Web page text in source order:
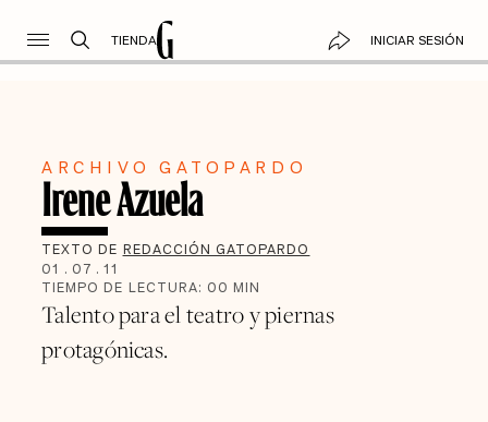
TIENDA INICIAR SESIÓN
ARCHIVO GATOPARDO
Irene Azuela
TEXTO DE REDACCIÓN GATOPARDO
01 . 07 . 11
TIEMPO DE LECTURA: 00 MIN
Talento para el teatro y piernas
protagónicas.